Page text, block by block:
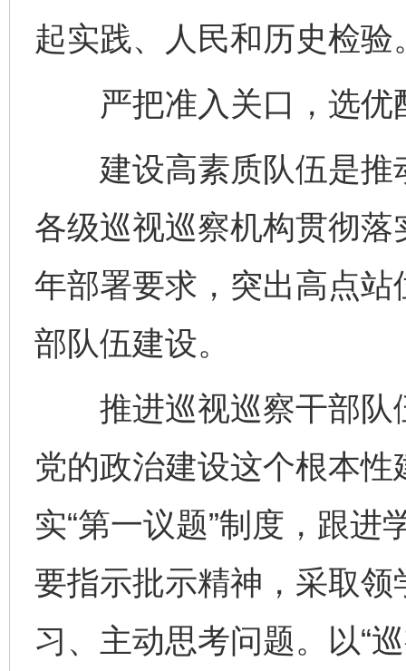
起实践、人民和历史检验
严把准入关口，选优
建设高素质队伍是推
各级巡视巡察机构贯彻落
年部署要求，突出高点
部队伍建设。
推进巡视巡察干部队
党的政治建设这个根本
实“第一议题”制度，跟
要指示批示精神，采取
习、主动思考问题。以“